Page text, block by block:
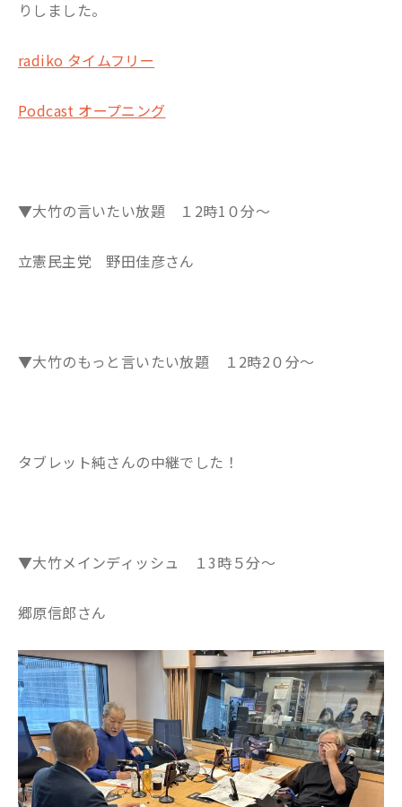
りしました。
radiko タイムフリー
Podcast オープニング
▼大竹の言いたい放題 １2時1０分～
立憲民主党 野田佳彦さん
▼大竹のもっと言いたい放題 １2時2０分～
タブレット純さんの中継でした！
▼大竹メインディッシュ １3時５分～
郷原信郎さん